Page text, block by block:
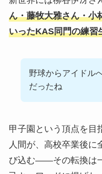
ん・藤牧大雅さん・小
いったKAS同門の練習
野球からアイドル
だったね
甲子園という頂点を目
人間が、高校卒業後に
び込む——その転換は